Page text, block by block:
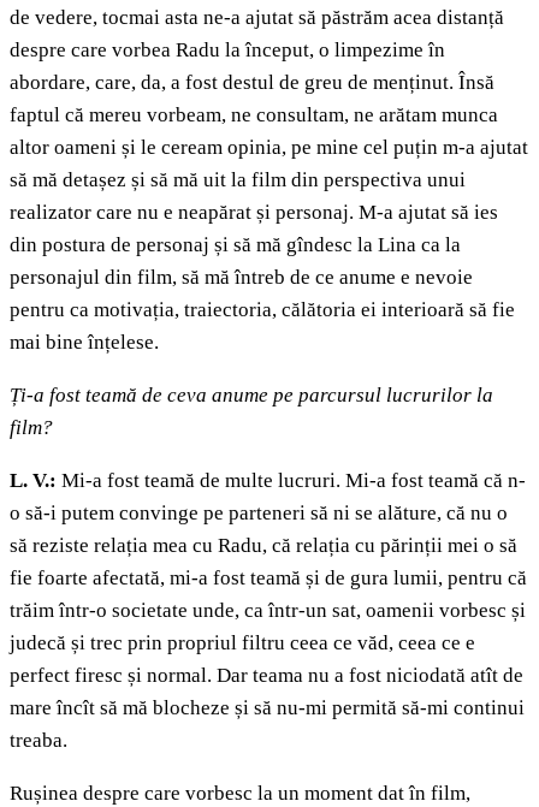
de vedere, tocmai asta ne-a ajutat să păstrăm acea distanță
despre care vorbea Radu la început, o limpezime în
abordare, care, da, a fost destul de greu de menținut. Însă
faptul că mereu vorbeam, ne consultam, ne arătam munca
altor oameni și le ceream opinia, pe mine cel puțin m-a ajutat
să mă detașez și să mă uit la film din perspectiva unui
realizator care nu e neapărat și personaj. M-a ajutat să ies
din postura de personaj și să mă gîndesc la Lina ca la
personajul din film, să mă întreb de ce anume e nevoie
pentru ca motivația, traiectoria, călătoria ei interioară să fie
mai bine înțelese.
Ți-a fost teamă de ceva anume pe parcursul lucrurilor la
film?
L. V.: Mi-a fost teamă de multe lucruri. Mi-a fost teamă că n-
o să-i putem convinge pe parteneri să ni se alăture, că nu o
să reziste relația mea cu Radu, că relația cu părinții mei o să
fie foarte afectată, mi-a fost teamă și de gura lumii, pentru că
trăim într-o societate unde, ca într-un sat, oamenii vorbesc și
judecă și trec prin propriul filtru ceea ce văd, ceea ce e
perfect firesc și normal. Dar teama nu a fost niciodată atît de
mare încît să mă blocheze și să nu-mi permită să-mi continui
treaba.
Rușinea despre care vorbesc la un moment dat în film,